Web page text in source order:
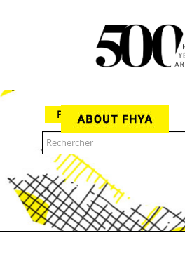
Parcourir